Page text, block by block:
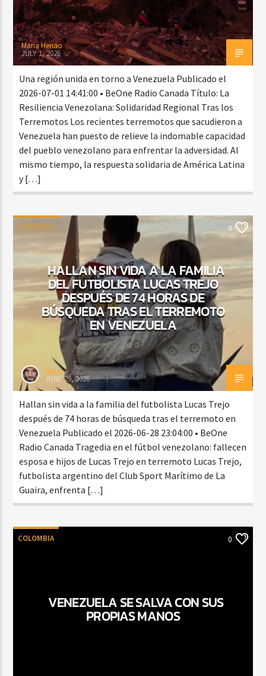
Maria Henao
JULY 1, 2026
Una región unida en torno a Venezuela Publicado el
2026-07-01 14:41:00 • BeOne Radio Canada Título: La
Resiliencia Venezolana: Solidaridad Regional Tras los
Terremotos Los recientes terremotos que sacudieron a
Venezuela han puesto de relieve la indomable capacidad
del pueblo venezolano para enfrentar la adversidad. Al
mismo tiempo, la respuesta solidaria de América Latina
y […]
DEPORTES 0
HALLAN SIN VIDA A LA FAMILIA
DEL FUTBOLISTA LUCAS TREJO
DESPUÉS DE 74 HORAS DE
BÚSQUEDA TRAS EL TERREMOTO
EN VENEZUELA
rasco
JUNE 29, 2026
Hallan sin vida a la familia del futbolista Lucas Trejo
después de 74 horas de búsqueda tras el terremoto en
Venezuela Publicado el 2026-06-28 23:04:00 • BeOne
Radio Canada Tragedia en el fútbol venezolano: fallecen
esposa e hijos de Lucas Trejo en terremoto Lucas Trejo,
futbolista argentino del Club Sport Marítimo de La
Guaira, enfrenta […]
COLOMBIA 0
VENEZUELA SE SALVA CON SUS
PROPIAS MANOS